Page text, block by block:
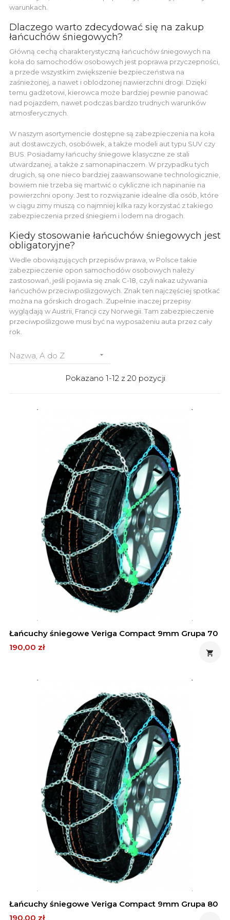
warunkach.
Dlaczego warto zdecydować się na zakup
łańcuchów śniegowych?
Główną cechą charakterystyczną łańcuchów śniegowych na
koła do samochodów osobowych jest poprawa przyczepności,
a przede wszystkim zwiększenie bezpieczeństwa na
zaśnieżonej, a nawet i oblodzonej nawierzchni drogi. Dzięki
temu gadżetowi, kierowca może bardziej pewnie panować
nad pojazdem, nawet podczas bardzo trudnych warunków
atmosferycznych.
W naszym asortymencie dostępne są zabezpieczenia na koła
aut dostawczych, osobówek, a także modeli aut typu SUV czy
BUS. Posiadamy łańcuchy śniegowe klasyczne ze stali
utwardzanej, a także z samonapinaczem. W przypadku tych
drugich, są one nieco bardziej zaawansowane technologicznie,
bowiem nie trzeba się martwić o cykliczne ich napinanie na
powierzchni opony. Jest to rozwiązanie idealne dla osób, które
w ciągu zimy muszą co najmniej kilka razy korzystać z takiego
zabezpieczenia przed śniegiem i lodem na drogach.
Kiedy stosowanie łańcuchów śniegowych jest
obligatoryjne?
Wedle obowiązujących przepisów prawa, w Polsce takie
zabezpieczenie opon samochodów osobowych należy
zastosowań, jeśli pojawia się znak C-18, czyli nakaz używania
łańcuchów przeciwpoślizgowych. Znak ten najczęściej spotkać
można na górskich drogach. Zupełnie inaczej przepisy
wyglądają w Austrii, Francji czy Norwegii. Tam zabezpieczenie
przeciwpoślizgowe musi być na wyposażeniu auta przez cały
rok.
Nazwa, A do Z 
Pokazano 1-12 z 20 pozycji
Łańcuchy śniegowe Veriga Compact 9mm Grupa 70
Cena
190,00 zł

Łańcuchy śniegowe Veriga Compact 9mm Grupa 80
Cena
190,00 zł